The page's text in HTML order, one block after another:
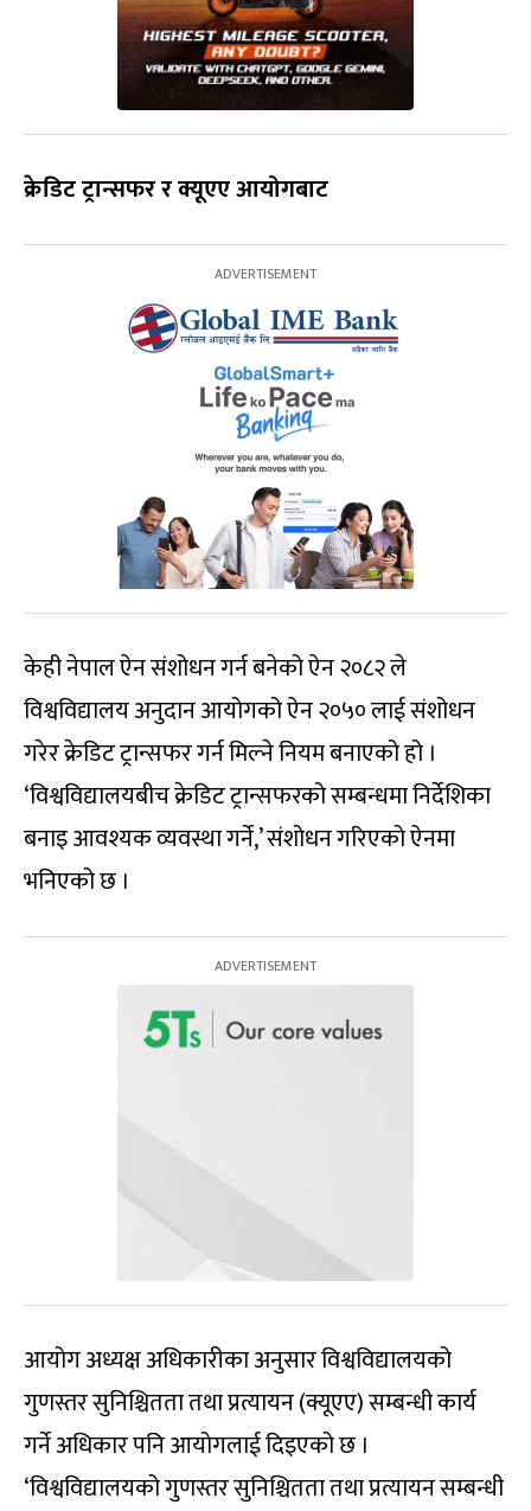
क्रेडिट ट्रान्सफर र क्यूएए आयोगबाट
केही नेपाल ऐन संशोधन गर्न बनेको ऐन २०८२ ले
विश्वविद्यालय अनुदान आयोगको ऐन २०५० लाई संशोधन
गरेर क्रेडिट ट्रान्सफर गर्न मिल्ने नियम बनाएको हो ।
‘विश्वविद्यालयबीच क्रेडिट ट्रान्सफरको सम्बन्धमा निर्देशिका
बनाइ आवश्यक व्यवस्था गर्ने,’ संशोधन गरिएको ऐनमा
भनिएको छ ।
आयोग अध्यक्ष अधिकारीका अनुसार विश्वविद्यालयको
गुणस्तर सुनिश्चितता तथा प्रत्यायन (क्यूएए) सम्बन्धी कार्य
गर्ने अधिकार पनि आयोगलाई दिइएको छ ।
‘विश्वविद्यालयको गुणस्तर सुनिश्चितता तथा प्रत्यायन सम्बन्धी